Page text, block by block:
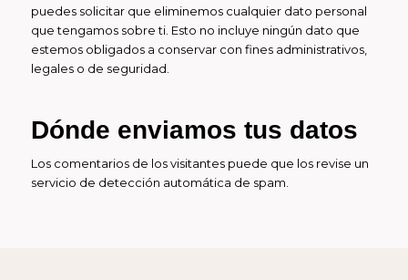
puedes solicitar que eliminemos cualquier dato personal
que tengamos sobre ti. Esto no incluye ningún dato que
estemos obligados a conservar con fines administrativos,
legales o de seguridad.
Dónde enviamos tus datos
Los comentarios de los visitantes puede que los revise un
servicio de detección automática de spam.